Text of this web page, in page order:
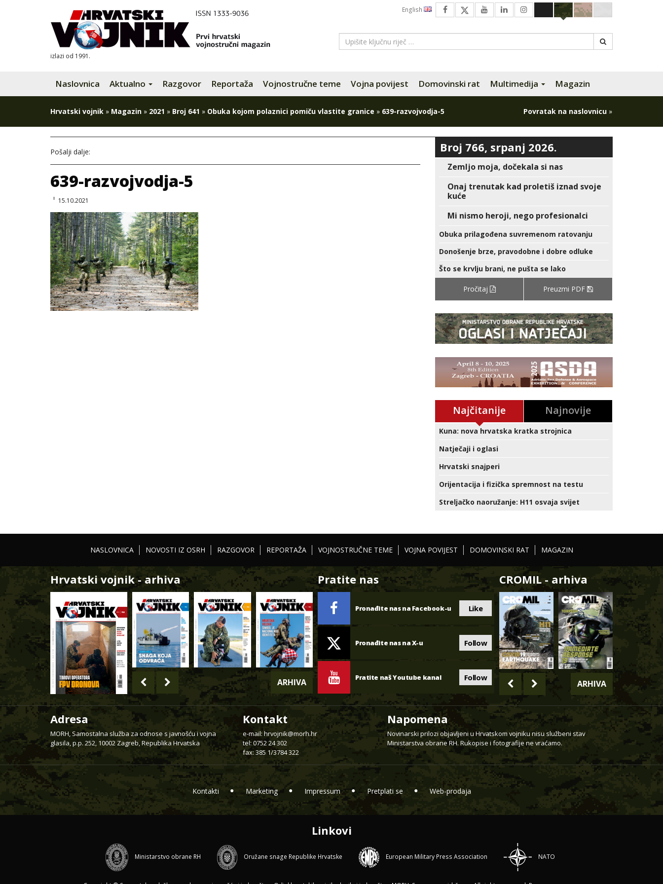
izlazi od 1991.
English
Naslovnica Aktualno Razgovor Reportaža Vojnostručne teme Vojna povijest Domovinski rat Multimedija Magazin
Hrvatski vojnik » Magazin » 2021 » Broj 641 » Obuka kojom polaznici pomiču vlastite granice » 639-razvojvodja-5 Povratak na naslovnicu »
Pošalji dalje:
639-razvojvodja-5
15.10.2021
Broj 766, srpanj 2026.
Zemljo moja, dočekala si nas
Onaj trenutak kad proletiš iznad svoje
kuće
Mi nismo heroji, nego profesionalci
Obuka prilagođena suvremenom ratovanju
Donošenje brze, pravodobne i dobre odluke
Što se krvlju brani, ne pušta se lako
Pročitaj Preuzmi PDF
Najčitanije Najnovije
Kuna: nova hrvatska kratka strojnica
Natječaji i oglasi
Hrvatski snajperi
Orijentacija i fizička spremnost na testu
Streljačko naoružanje: H11 osvaja svijet
NASLOVNICA NOVOSTI IZ OSRH RAZGOVOR REPORTAŽA VOJNOSTRUČNE TEME VOJNA POVIJEST DOMOVINSKI RAT MAGAZIN
Hrvatski vojnik - arhiva
ARHIVA
Pratite nas
Pronađite nas na Facebook-u Like
Pronađite nas na X-u Follow
Pratite naš Youtube kanal Follow
CROMIL - arhiva
ARHIVA
Adresa
MORH, Samostalna služba za odnose s javnošću i vojna
glasila, p.p. 252, 10002 Zagreb, Republika Hrvatska
Kontakt
e-mail: hrvojnik@morh.hr
tel: 0752 24 302
fax: 385 1/3784 322
Napomena
Novinarski prilozi objavljeni u Hrvatskom vojniku nisu službeni stav
Ministarstva obrane RH. Rukopise i fotografije ne vraćamo.
Kontakti Marketing Impressum Pretplati se Web-prodaja
Linkovi
Ministarstvo obrane RH Oružane snage Republike Hrvatske European Military Press Association NATO